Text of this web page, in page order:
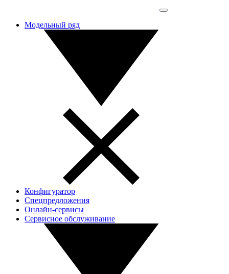
Модельный ряд
Конфигуратор
Спецпредложения
Онлайн-сервисы
Сервисное обслуживание